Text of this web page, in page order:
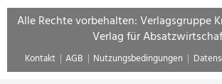
Alle Rechte vorbehalten: Verlagsgruppe
Verlag für
Kontakt AGB Nutzungsbedingungen